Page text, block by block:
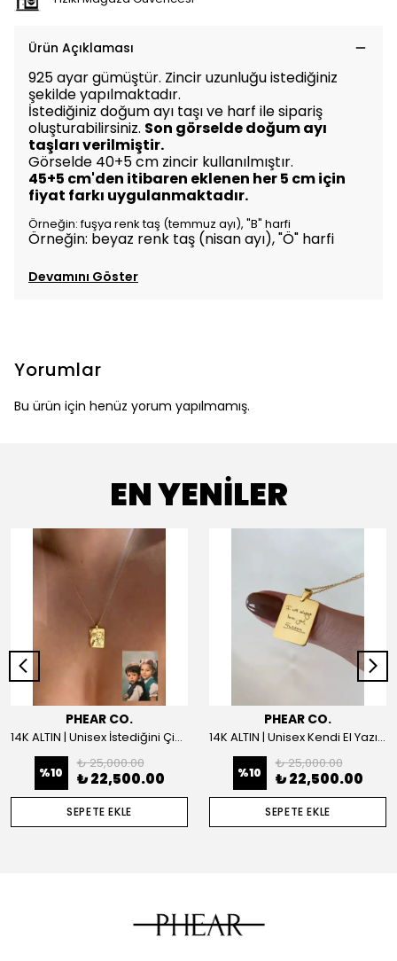
Ürün Açıklaması
925 ayar gümüştür. Zincir uzunluğu istediğiniz
şekilde yapılmaktadır.
İstediğiniz doğum ayı taşı ve harf ile sipariş
oluşturabilirsiniz. Son görselde doğum ayı
taşları verilmiştir.
Görselde 40+5 cm zincir kullanılmıştır.
45+5 cm'den itibaren eklenen her 5 cm için
fiyat farkı uygulanmaktadır.
Örneğin: fuşya renk taş (temmuz ayı), "B" harfi
Örneğin: beyaz renk taş (nisan ayı), "Ö" harfi
Devamını Göster
Yorumlar
Bu ürün için henüz yorum yapılmamış.
EN YENİLER
PHEAR CO.
14K ALTIN | Unisex İstediğini Çizdir Kolye
%10
₺ 25,000.00
₺ 22,500.00
SEPETE EKLE
PHEAR CO.
14K ALTIN | Unisex Kendi El Yazın ile İstediğini Yazdır Plaka Kolye
%10
₺ 25,000.00
₺ 22,500.00
SEPETE EKLE